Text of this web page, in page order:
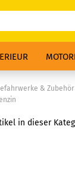
& Zubehör
in dieser